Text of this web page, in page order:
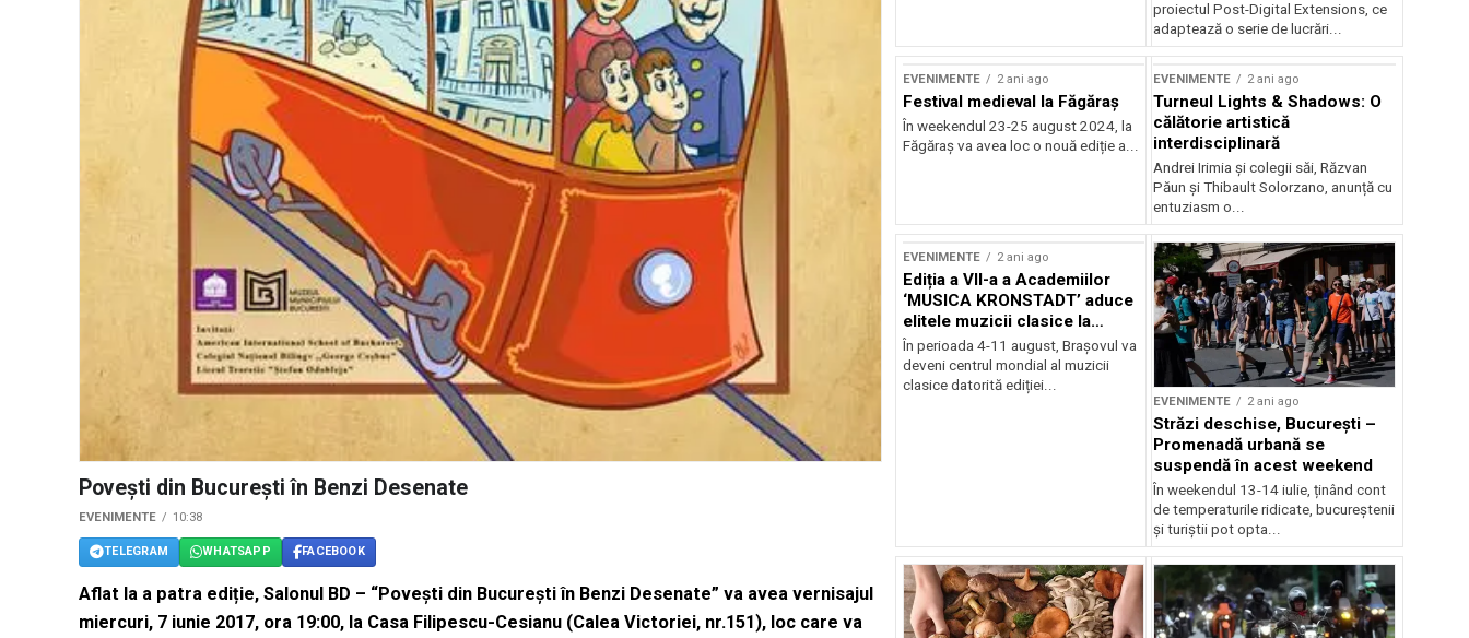
Poveşti din Bucureşti în Benzi Desenate
EVENIMENTE 10:38
TELEGRAM WHATSAPP FACEBOOK
Aflat la a patra ediție, Salonul BD – “Poveşti din Bucureşti în Benzi Desenate” va avea vernisajul
miercuri, 7 iunie 2017, ora 19:00, la Casa Filipescu-Cesianu (Calea Victoriei, nr.151), loc care va
proiectul Post-Digital Extensions, ce
adaptează o serie de lucrări...
EVENIMENTE 2 ani ago
Festival medieval la Făgăraș
În weekendul 23-25 august 2024, la
Făgăraș va avea loc o nouă ediție a...
EVENIMENTE 2 ani ago
Turneul Lights & Shadows: O
călătorie artistică
interdisciplinară
Andrei Irimia și colegii săi, Răzvan
Păun și Thibault Solorzano, anunță cu
entuziasm o...
EVENIMENTE 2 ani ago
Ediția a VII-a a Academiilor
‘MUSICA KRONSTADT’ aduce
elitele muzicii clasice la
Brașov
În perioada 4-11 august, Brașovul va
deveni centrul mondial al muzicii
clasice datorită ediției...
EVENIMENTE 2 ani ago
Străzi deschise, București –
Promenadă urbană se
suspendă în acest weekend
În weekendul 13-14 iulie, ținând cont
de temperaturile ridicate, bucureștenii
și turiștii pot opta...